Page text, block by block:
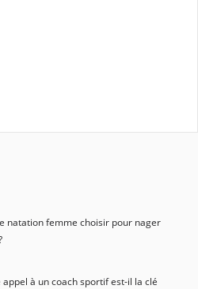
natation femme choisir pour nager
à un coach sportif est-il la clé